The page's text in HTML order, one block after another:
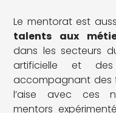
Le mentorat est
talents aux
dans les secteurs
artificielle et
accompagnant des
l’aise avec ces
mentors